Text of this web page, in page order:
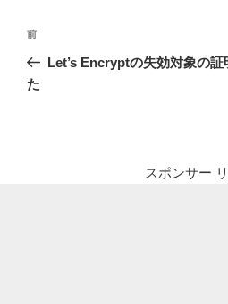
投
ナ
前
の
投
前
Let’s Encryptの失効対象の
た
スポンサー